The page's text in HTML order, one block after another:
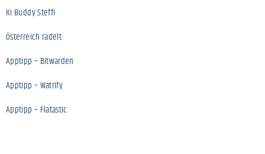
KI Buddy Steffi
Österreich radelt
Apptipp – Bitwarden
Apptipp – Watrify
Apptipp – Flatastic